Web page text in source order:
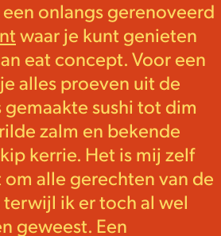
onlangs gerenoveerd
waar je kunt genieten
eat concept. Voor een
alles proeven uit de
gemaakte sushi tot dim
zalm en bekende
kerrie. Het is mij zelf
alle gerechten van de
ik er toch al wel
geweest. Een